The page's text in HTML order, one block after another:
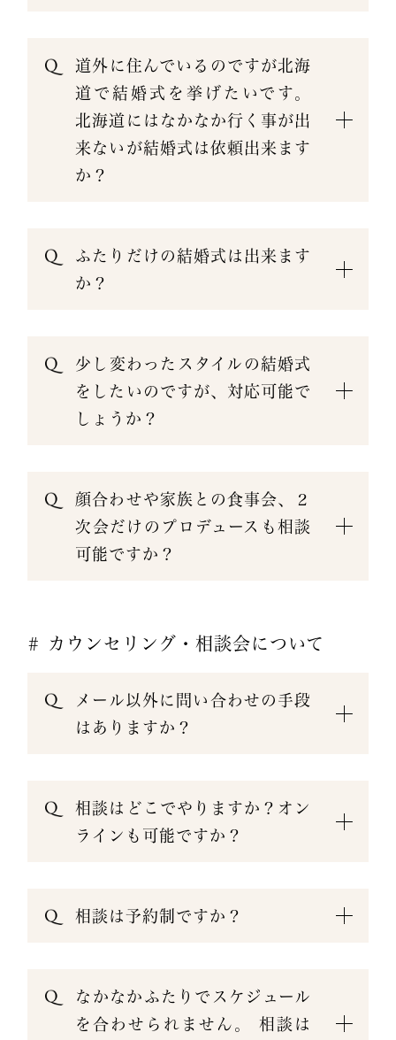
道外に住んでいるのですが北海
道で結婚式を挙げたいです。
北海道にはなかなか行く事が出
来ないが結婚式は依頼出来ます
か？
ふたりだけの結婚式は出来ます
か？
少し変わったスタイルの結婚式
をしたいのですが、対応可能で
しょうか？
顔合わせや家族との食事会、２
次会だけのプロデュースも相談
可能ですか？
# カウンセリング・相談会について
メール以外に問い合わせの手段
はありますか？
相談はどこでやりますか？オン
ラインも可能ですか？
相談は予約制ですか？
なかなかふたりでスケジュール
を合わせられません。 相談は